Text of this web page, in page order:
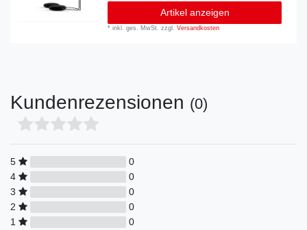
Artikel anzeigen
*inkl. ges. MwSt. zzgl.Versandkosten
Kundenrezensionen (0)
5
0
4
0
3
0
2
0
1
0